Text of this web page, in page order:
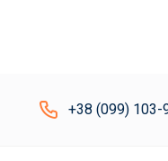
+38 (099) 103-